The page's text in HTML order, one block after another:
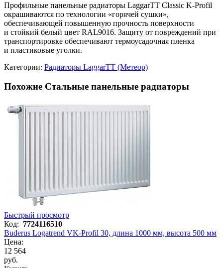
Профильные панельные радиаторы LaggarTT Classic K-Profil
окрашиваются по технологии «горячей сушки»,
обеспечивающей повышенную прочность поверхности
и стойкий белый цвет RAL9016. Защиту от повреждений при
транспортировке обеспечивают термоусадочная пленка
и пластиковые уголки.
Категории: Радиаторы LaggarTT (Метеор)
Похожие Стальные панельные радиаторы
Быстрый просмотр
Код: 7724116510
Buderus Logatrend VK-Profil 30, длина 1000 мм, высота 500 мм
Цена:
12 564
руб.